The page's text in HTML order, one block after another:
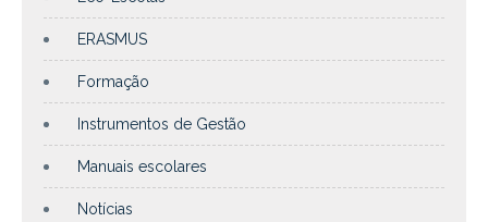
ERASMUS
Formação
Instrumentos de Gestão
Manuais escolares
Notícias